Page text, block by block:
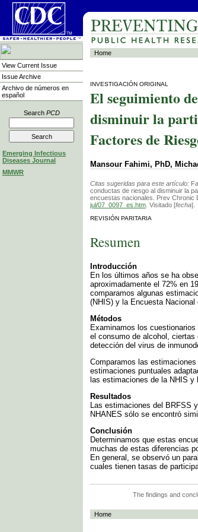
View Current Issue
Issue Archive
Archivo de números en
español
Search PCD
Emerging Infectious
Diseases Journal
MMWR
Home
INVESTIGACIÓN ORIGINAL
El seguimiento
disminuir la
Factores de
Mansour Fahimi, PhD,
Citas sugeridas para este artículo:
conductas de riesgo al disminuir la
encuestas nacionales. Prev Chronic
jul/07_0097_es.htm . Visitado [fecha].
REVISIÓN PARITARIA
Resumen
Introducción
En los últimos años se ha
aproximadamente el 72% en
comparamos algunas
(NHIS) y la Encuesta Nacional
Métodos
Examinamos los
el consumo de alcohol,
detección del virus de
Comparamos las
estimaciones puntuales
las estimaciones de la NHIS y
Resultados
Las estimaciones del
NHANES sólo se encontró
Conclusión
Determinamos que estas
muchas de estas diferencias
En general, se observó un
cuales tienen tasas de
The findings and
Home